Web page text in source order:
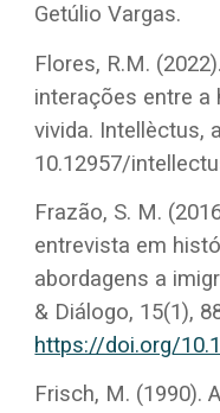
Getúlio Vargas.
Flores, R.M.
interações entre a
vivida. Intellèctus,
10.12957/
Frazão, S. M.
entrevista em
abordagens a
& Diálogo, 15(1),
https://doi.org/
Frisch, M. (1990).